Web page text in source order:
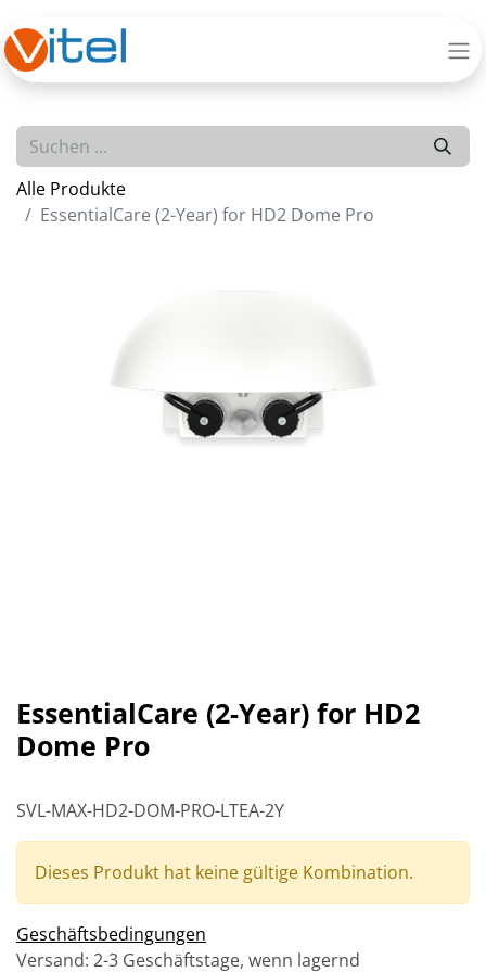
Alle Produkte
EssentialCare (2-Year) for HD2 Dome Pro
EssentialCare (2-Year) for HD2
Dome Pro
SVL-MAX-HD2-DOM-PRO-LTEA-2Y
Dieses Produkt hat keine gültige Kombination.
Geschäftsbedingungen
Versand: 2-3 Geschäftstage, wenn lagernd